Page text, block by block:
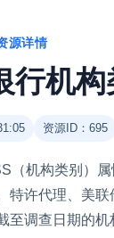
源详情
行机
资源ID：695
（机构类别）
特许代理、美
至调查日期的